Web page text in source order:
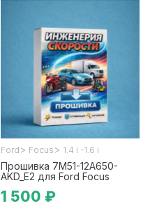
Ford > Focus > 1.4 i -1.6 i
Прошивка 7M51-12A650-
AKD_E2 для Ford Focus
1 500 ₽